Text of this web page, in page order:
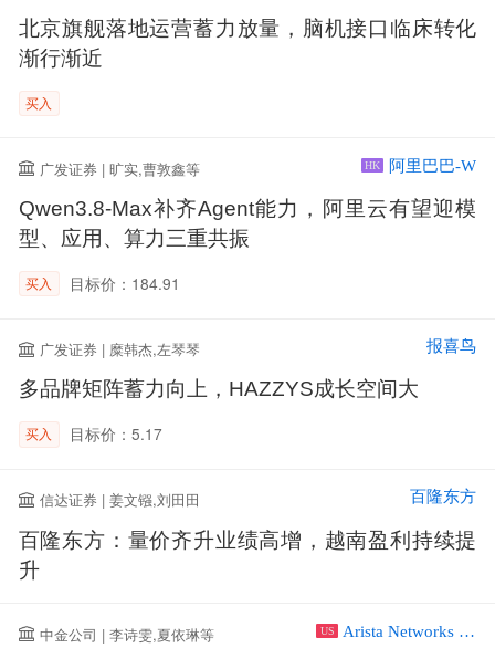
北京旗舰落地运营蓄力放量，脑机接口临床转化
渐行渐近
买入
广发证券 | 旷实,曹敦鑫等 HK 阿里巴巴-W
Qwen3.8-Max补齐Agent能力，阿里云有望迎模
型、应用、算力三重共振
买入 目标价：184.91
广发证券 | 糜韩杰,左琴琴 报喜鸟
多品牌矩阵蓄力向上，HAZZYS成长空间大
买入 目标价：5.17
信达证券 | 姜文镪,刘田田 百隆东方
百隆东方：量价齐升业绩高增，越南盈利持续提
升
中金公司 | 李诗雯,夏依琳等 US Arista Networks Inc